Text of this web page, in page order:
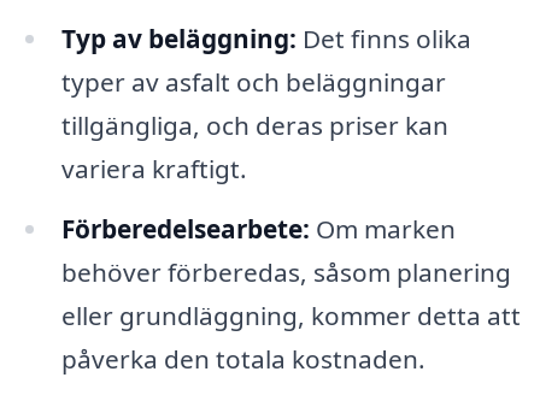
Typ av beläggning: Det finns olika
typer av asfalt och beläggningar
tillgängliga, och deras priser kan
variera kraftigt.
Förberedelsearbete: Om marken
behöver förberedas, såsom planering
eller grundläggning, kommer detta att
påverka den totala kostnaden.